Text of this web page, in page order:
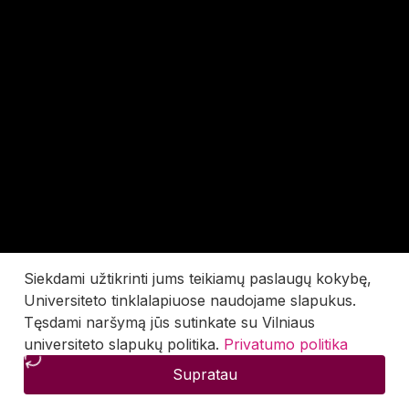
Siekdami užtikrinti jums teikiamų paslaugų kokybę,
Universiteto tinklalapiuose naudojame slapukus.
Tęsdami naršymą jūs sutinkate su Vilniaus
universiteto slapukų politika. Privatumo politika
Supratau